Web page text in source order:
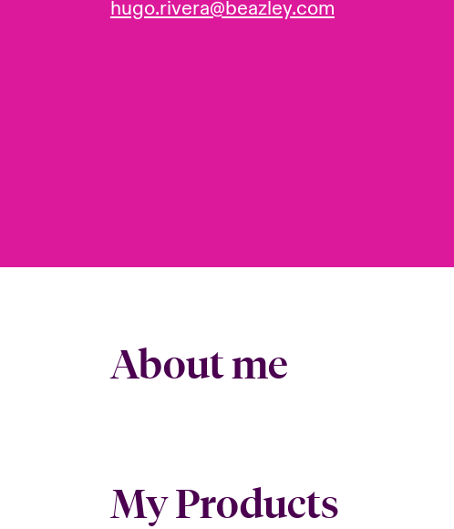
hugo.rivera@beazley.com
About me
My Products